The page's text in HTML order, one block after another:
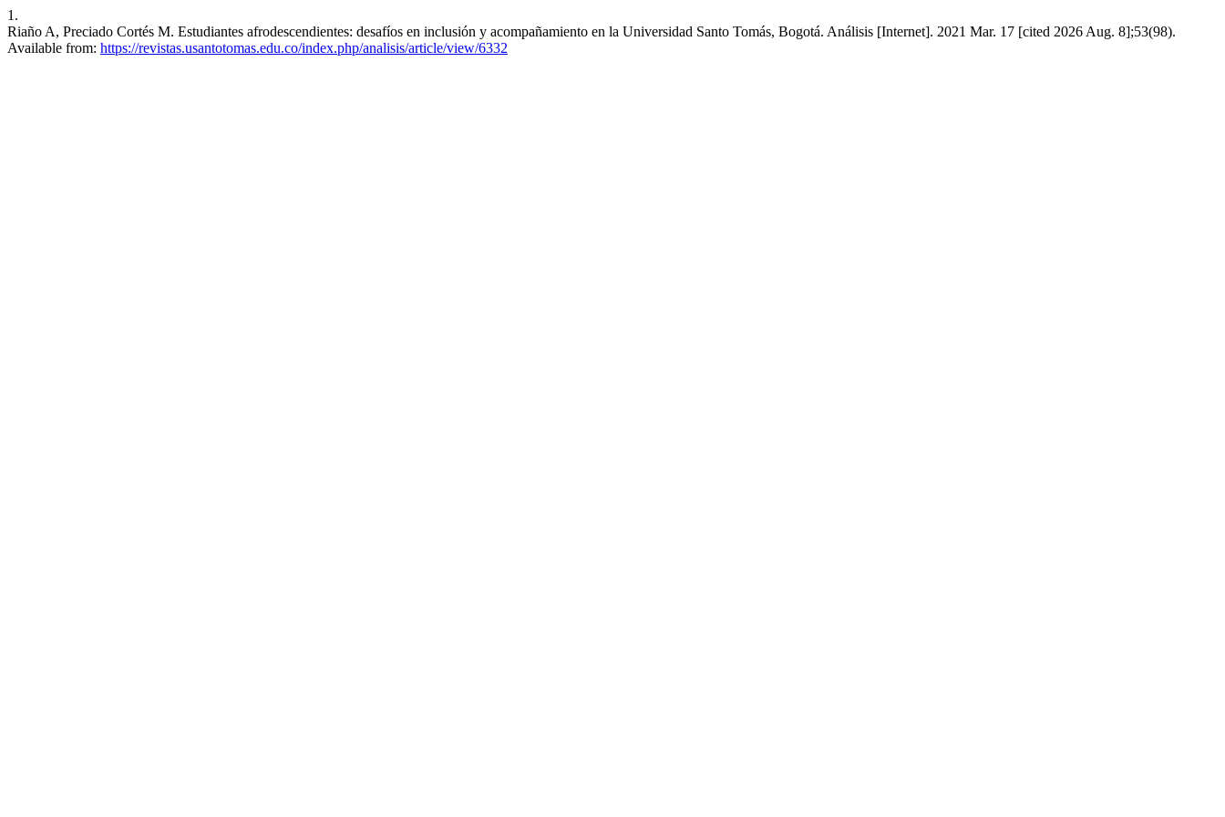
1.
Riaño A, Preciado Cortés M. Estudiantes afrodescendientes: desafíos en inclusión y acompañamiento en la Universidad Santo Tomás, Bogotá. Análisis [Internet]. 2021 Mar. 17 [cited 2026 Aug. 8];53(98).
Available from: https://revistas.usantotomas.edu.co/index.php/analisis/article/view/6332